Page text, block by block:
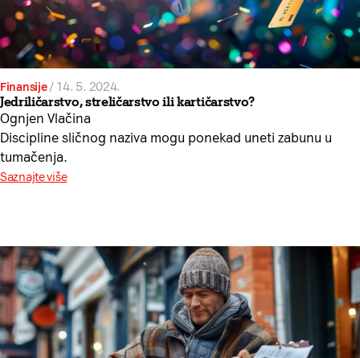
Finansije/ 14. 5. 2024.
Jedriličarstvo, streličarstvo ili kartičarstvo?
Ognjen Vlačina
Discipline sličnog naziva mogu ponekad uneti zabunu u
tumačenja.
Saznajte više